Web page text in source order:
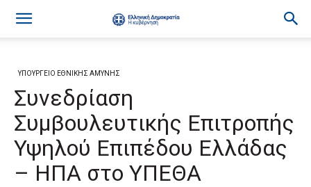
ΥΠΟΥΡΓΕΙΟ ΕΘΝΙΚΗΣ ΑΜΥΝΗΣ
Συνεδρίαση
Συμβουλευτικής Επιτροπής
Υψηλού Επιπέδου Ελλάδας
– ΗΠΑ στο ΥΠΕΘΑ